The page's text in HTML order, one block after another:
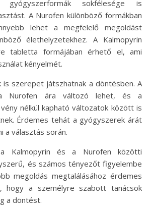
gyógyszerformák sokfélesége is
A Nurofen különböző formákban
lehet a megfelelő megoldást
élethelyzetekhez. A Kalmopyrin
tabletta formájában érhető el, ami
kényelmét.
is szerepet játszhatnak a döntésben. A
Nurofen ára változó lehet, és a
nélkül kapható változatok között is
Érdemes tehát a gyógyszerek árát
a választás során.
a Kalmopyrin és a Nurofen közötti
és számos tényezőt figyelembe
megoldás megtalálásához érdemes
hogy a személyre szabott tanácsok
a döntést.